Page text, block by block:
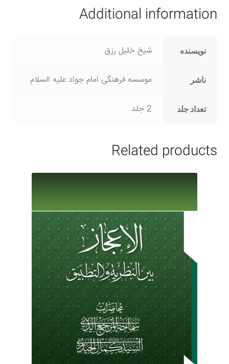
Additional information
نویسنده شیخ خلیل رزق
ناشر موسسه فرهنگی امام جواد علیه السلام
تعداد جلد 2 جلد
Related products